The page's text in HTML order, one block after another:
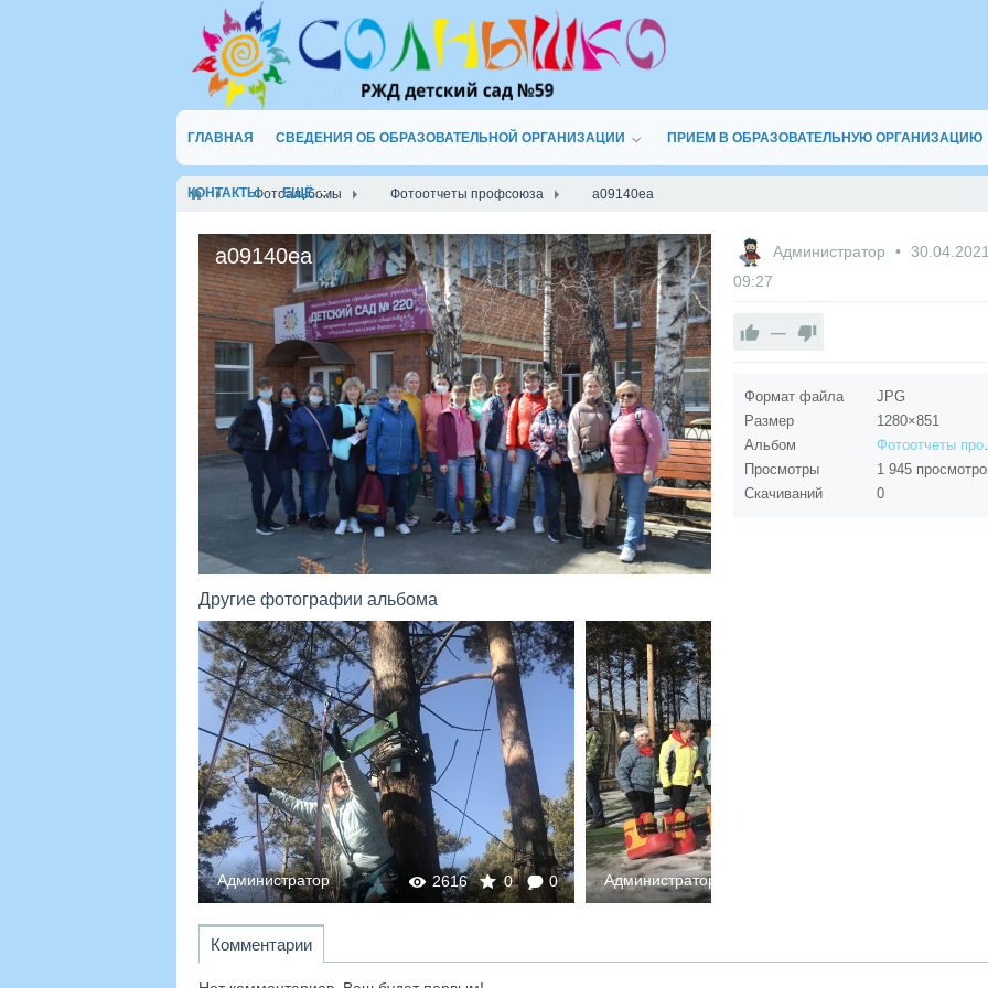
ГЛАВНАЯ СВЕДЕНИЯ ОБ ОБРАЗОВАТЕЛЬНОЙ ОРГАНИЗАЦИИ ПРИЕМ В ОБРАЗОВАТЕЛЬНУЮ ОРГАНИЗАЦИЮ
КОНТАКТЫ ЕЩЁ
Фотоальбомы Фотоотчеты профсоюза a09140ea
a09140ea
Другие фотографии альбома
2616 0 0
Администратор Администратор
Администратор
09:27
—
Формат файла
JPG
Размер
1280×851
Альбом
Просмотры
1 945
Скачиваний
0
Комментарии